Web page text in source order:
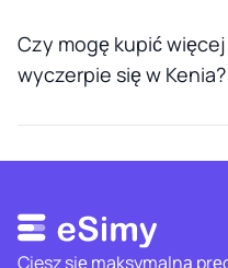
Czy mogę kupić
wyczerpie się w Kenia?
Ciesz się maksymalną